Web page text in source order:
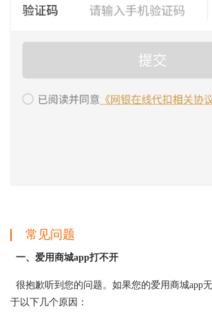
常见问题
一、爱用商城app打不开
很抱歉听到您的问题。如果您的爱用商城app
于以下几个原因：